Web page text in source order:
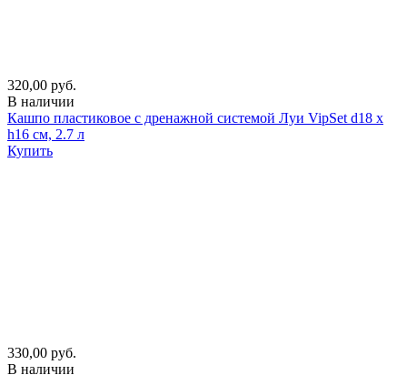
320,00 руб.
В наличии
Кашпо пластиковое с дренажной системой Луи VipSet d18 х
h16 см, 2.7 л
Купить
330,00 руб.
В наличии